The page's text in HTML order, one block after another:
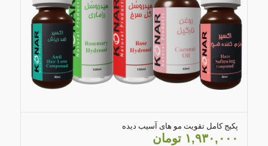
4.82
پکیج کامل تقویت مو های آسیب دیده
۱,۹۳۰,۰۰۰ تومان